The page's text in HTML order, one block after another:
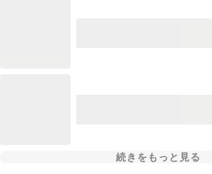
続きをもっと見る